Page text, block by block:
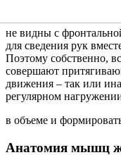
не видны с
для сведения рук
Поэтому собственно,
совершают
движения – так или
регулярном
в объеме и
Анатомия мышц